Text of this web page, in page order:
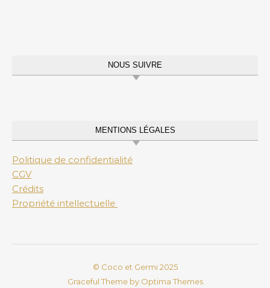
NOUS SUIVRE
MENTIONS LÉGALES
Politique de confidentialité
CGV
Crédits
Propriété intellectuelle
© Coco et Germi 2025
Graceful Theme by Optima Themes